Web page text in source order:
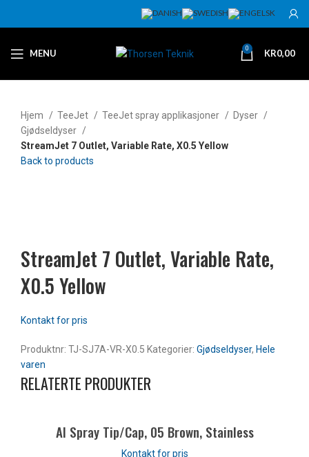
MENU 0 KR0,00
Hjem TeeJet TeeJet spray applikasjoner
Dyser
Gjødseldyser
StreamJet 7 Outlet, Variable Rate, X0.5 Yellow
Back to products
StreamJet 7 Outlet, Variable Rate,
X0.5 Yellow
Produktnr: TJ-SJ7A-VR-X0.5 Kategorier: Gjødseldyser, Hele
varen
RELATERTE PRODUKTER
AI Spray Tip/Cap, 05 Brown, Stainless